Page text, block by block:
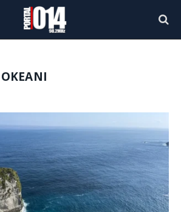
OKEANI